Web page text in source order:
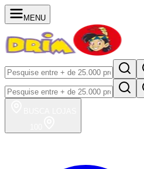
MENU